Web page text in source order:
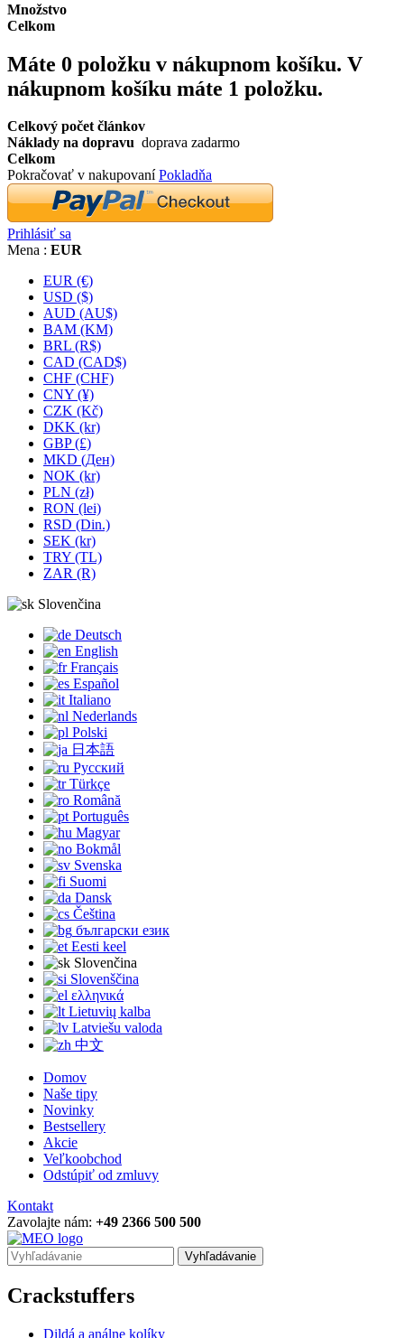
Množstvo
Celkom
Máte 0 položku v nákupnom košíku. V
nákupnom košíku máte 1 položku.
Celkový počet článkov
Náklady na dopravu doprava zadarmo
Celkom
Pokračovať v nakupovaníPokladňa
Prihlásiť sa
Mena : EUR
EUR (€)
USD ($)
AUD (AU$)
BAM (KM)
BRL (R$)
CAD (CAD$)
CHF (CHF)
CNY (¥)
CZK (Kč)
DKK (kr)
GBP (£)
MKD (Ден)
NOK (kr)
PLN (zł)
RON (lei)
RSD (Din.)
SEK (kr)
TRY (TL)
ZAR (R)
Slovenčina
Deutsch
English
Français
Español
Italiano
Nederlands
Polski
日本語
Русский
Türkçe
Română
Português
Magyar
Bokmål
Svenska
Suomi
Dansk
Čeština
български език
Eesti keel
Slovenčina
Slovenščina
ελληνικά
Lietuvių kalba
Latviešu valoda
中文
Domov
Naše tipy
Novinky
Bestsellery
Akcie
Veľkoobchod
Odstúpiť od zmluvy
Kontakt
Zavolajte nám: +49 2366 500 500
Vyhľadávanie
Crackstuffers
Dildá a análne kolíky